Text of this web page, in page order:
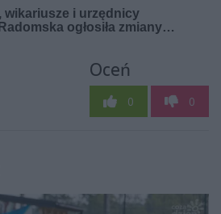
Oceń
0 0